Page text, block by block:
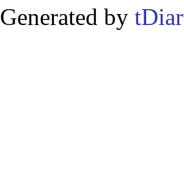
Generated by